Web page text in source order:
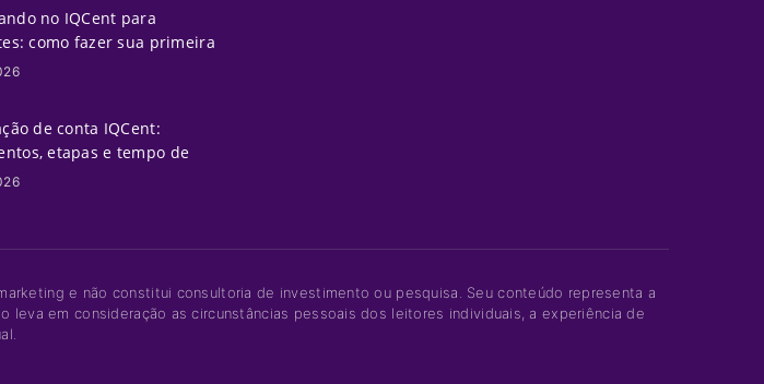
no IQCent para
como fazer sua primeira
de conta IQCent:
etapas e tempo de
e não constitui consultoria de investimento ou pesquisa. Seu conteúdo representa a
leva em consideração as circunstâncias pessoais dos leitores individuais, a experiência de